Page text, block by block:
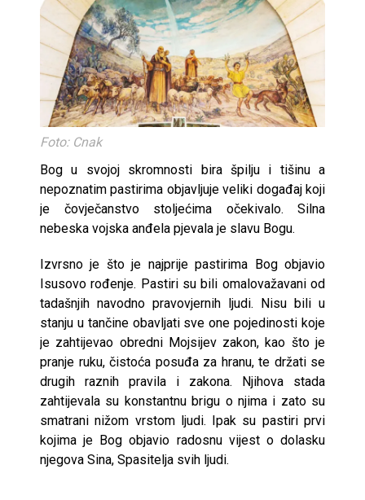
Foto: Cnak
Bog u svojoj skromnosti bira špilju i tišinu a
nepoznatim pastirima objavljuje veliki događaj koji
je čovječanstvo stoljećima očekivalo. Silna
nebeska vojska anđela pjevala je slavu Bogu.
Izvrsno je što je najprije pastirima Bog objavio
Isusovo rođenje. Pastiri su bili omalovažavani od
tadašnjih navodno pravovjernih ljudi. Nisu bili u
stanju u tančine obavljati sve one pojedinosti koje
je zahtijevao obredni Mojsijev zakon, kao što je
pranje ruku, čistoća posuđa za hranu, te držati se
drugih raznih pravila i zakona. Njihova stada
zahtijevala su konstantnu brigu o njima i zato su
smatrani nižom vrstom ljudi. Ipak su pastiri prvi
kojima je Bog objavio radosnu vijest o dolasku
njegova Sina, Spasitelja svih ljudi.